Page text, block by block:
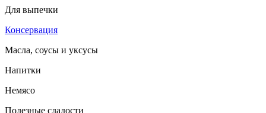
Для выпечки
Консервация
Масла, соусы и уксусы
Напитки
Немясо
Полезные сладости